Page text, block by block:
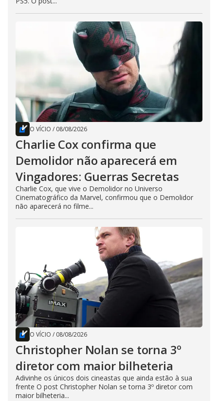
O VÍCIO / 08/08/2026
Charlie Cox confirma que
Demolidor não aparecerá em
Vingadores: Guerras Secretas
Charlie Cox, que vive o Demolidor no Universo
Cinematográfico da Marvel, confirmou que o Demolidor
não aparecerá no filme...
O VÍCIO / 08/08/2026
Christopher Nolan se torna 3º
diretor com maior bilheteria
Adivinhe os únicos dois cineastas que ainda estão à sua
frente O post Christopher Nolan se torna 3º diretor com
maior bilheteria...